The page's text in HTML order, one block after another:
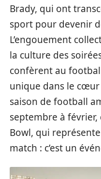
Brady, qui ont
sport pour devenir
L’engouement
la culture des
confèrent au
unique dans le cœur
saison de football
septembre à
Bowl, qui
match : c’est un